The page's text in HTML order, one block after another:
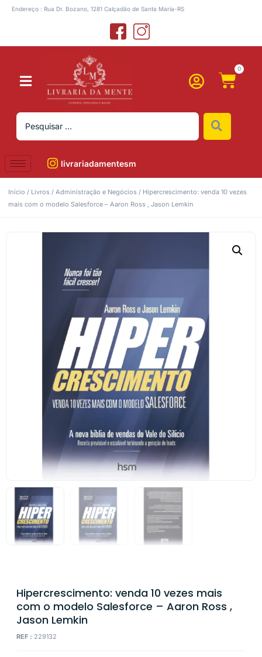
Endereço : Rua Dr. Bozano, 1281 Calçadão de Santa Maria-RS
0
livrariadamentesm
Início / Livros / Administração e Negócios / Hipercrescimento: venda 10 vezes
mais com o modelo Salesforce – Aaron Ross , Jason Lemkin
Hipercrescimento: venda 10 vezes mais
com o modelo Salesforce – Aaron Ross ,
Jason Lemkin
REF : 229132